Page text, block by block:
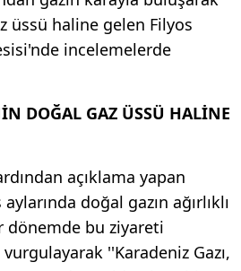
üssü haline gelen Filyos
incelemelerde
DOĞAL GAZ ÜSSÜ HALİNE
açıklama yapan
doğal gazın ağırlıklı
bu ziyareti
''Karadeniz Gazı,